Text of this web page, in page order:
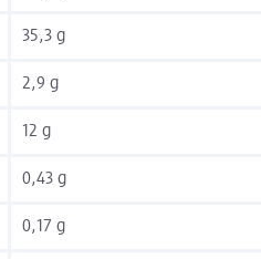
35,3 g
2,9 g
12 g
0,43 g
0,17 g